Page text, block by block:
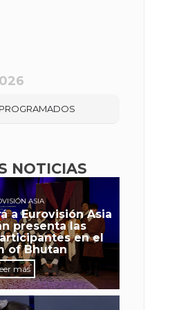
NOTICIAS
ASIA
a Eurovisión Asia
presenta las
en el
of Bhutan
más